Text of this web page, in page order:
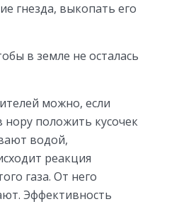
гнезда, выкопать его
в земле не осталась
можно, если
нору положить кусочек
водой,
реакция
газа. От него
Эффективность